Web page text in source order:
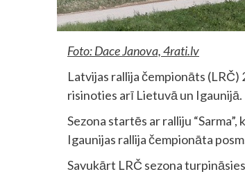
Foto: Dace Janova, 4rati.lv
Latvijas rallija čempionāts
risinoties arī Lietuvā un Igaunijā.
Sezona startēs ar ralliju
Igaunijas rallija čempionāta
Savukārt LRČ sezona